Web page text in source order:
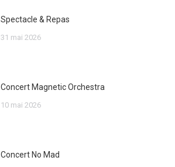
Spectacle & Repas
31 mai 2026
Concert Magnetic Orchestra
10 mai 2026
Concert No Mad